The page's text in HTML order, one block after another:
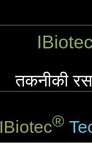
तकनीकी
IBiotec®